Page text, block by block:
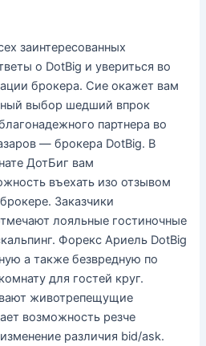
заинтересованных
о DotBig и увериться во
брокера. Сие окажет вам
выбор шедший впрок
партнера во
— брокера DotBig. В
ДотБиг вам
въехать изо отзывом
Заказчики
лояльные гостиночные
Форекс Ариель DotBig
а также безвредную по
для гостей круг.
животрепещущие
возможность резче
различия bid/ask.